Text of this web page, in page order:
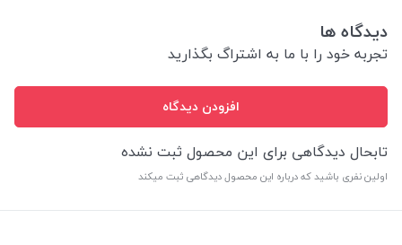
دیدگاه ها
تجربه خود را با ما به اشتراگ بگذارید
افزودن دیدگاه
تابحال دیدگاهی برای این محصول ثبت نشده
اولین نفری باشید که درباره این محصول دیدگاهی ثبت میکند